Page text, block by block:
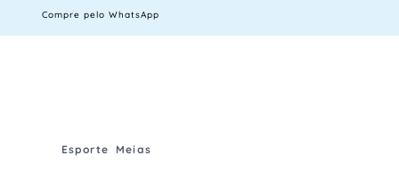
Compre pelo WhatsApp
Esporte Meias